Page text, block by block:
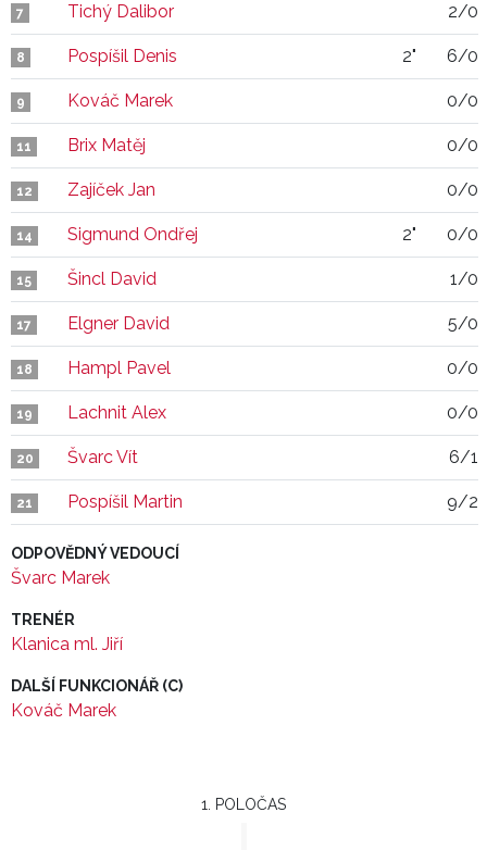
7 Tichý Dalibor 2/0
8 Pospíšil Denis 2" 6/0
9 Kováč Marek 0/0
11 Brix Matěj 0/0
12 Zajíček Jan 0/0
14 Sigmund Ondřej 2" 0/0
15 Šincl David 1/0
17 Elgner David 5/0
18 Hampl Pavel 0/0
19 Lachnit Alex 0/0
20 Švarc Vít 6/1
21 Pospíšil Martin 9/2
ODPOVĚDNÝ VEDOUCÍ
Švarc Marek
TRENÉR
Klanica ml. Jiří
DALŠÍ FUNKCIONÁŘ (C)
Kováč Marek
1. POLOČAS